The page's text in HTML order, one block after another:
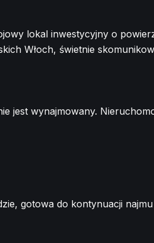
lokal inwestycyjny o
Włoch, świetnie
jest wynajmowany.
gotowa do kontynuacji